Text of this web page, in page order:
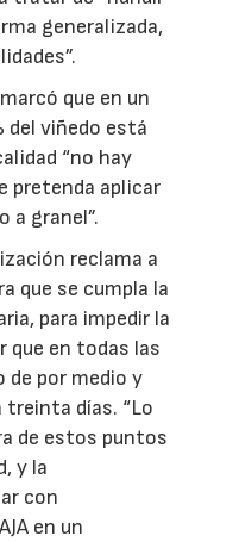
generalizada,
que en un
del viñedo está
“no hay
pretenda aplicar
a granel”.
reclama a
que se cumpla la
para impedir la
que en todas las
por medio y
treinta días. “Lo
de estos puntos
y la
con
en un